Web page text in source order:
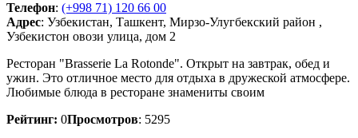
Телефон: (+998 71) 120 66 00
Адрес: Узбекистан, Ташкент, Мирзо-Улугбекский район ,
Узбекистон овози улица, дом 2
Ресторан "Brasserie La Rotonde". Открыт на завтрак, обед и
ужин. Это отличное место для отдыха в дружеской атмосфере.
Любимые блюда в ресторане знамениты своим
Рейтинг: 0Просмотров: 5295